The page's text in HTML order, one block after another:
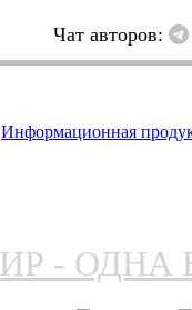
Чат авторов:
- ОДНА